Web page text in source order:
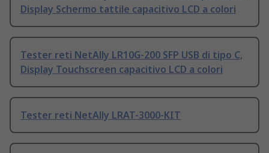
Display Schermo tattile capacitivo LCD a colori
Tester reti NetAlly LR10G-200 SFP USB di tipo C,
Display Touchscreen capacitivo LCD a colori
Tester reti NetAlly LRAT-3000-KIT